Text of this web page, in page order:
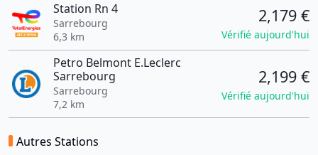
Station Rn 4
Sarrebourg
6,3 km
2,179 €
Vérifié aujourd'hui
Petro Belmont E.Leclerc
Sarrebourg
Sarrebourg
7,2 km
2,199 €
Vérifié aujourd'hui
Autres Stations